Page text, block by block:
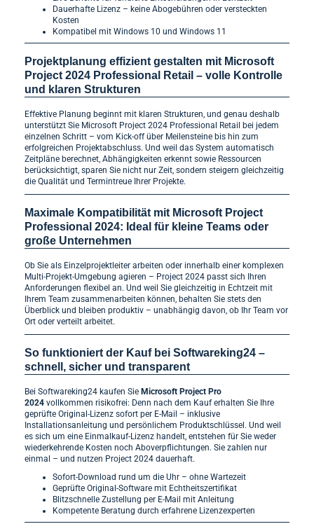
Dauerhafte Lizenz – keine Abogebühren oder versteckten
Kosten
Kompatibel mit Windows 10 und Windows 11
Projektplanung effizient gestalten mit Microsoft
Project 2024 Professional Retail – volle Kontrolle
und klaren Strukturen
Effektive Planung beginnt mit klaren Strukturen, und genau deshalb
unterstützt Sie Microsoft Project 2024 Professional Retail bei jedem
einzelnen Schritt – vom Kick-off über Meilensteine bis hin zum
erfolgreichen Projektabschluss. Und weil das System automatisch
Zeitpläne berechnet, Abhängigkeiten erkennt sowie Ressourcen
berücksichtigt, sparen Sie nicht nur Zeit, sondern steigern gleichzeitig
die Qualität und Termintreue Ihrer Projekte.
Maximale Kompatibilität mit Microsoft Project
Professional 2024: Ideal für kleine Teams oder
große Unternehmen
Ob Sie als Einzelprojektleiter arbeiten oder innerhalb einer komplexen
Multi-Projekt-Umgebung agieren – Project 2024 passt sich Ihren
Anforderungen flexibel an. Und weil Sie gleichzeitig in Echtzeit mit
Ihrem Team zusammenarbeiten können, behalten Sie stets den
Überblick und bleiben produktiv – unabhängig davon, ob Ihr Team vor
Ort oder verteilt arbeitet.
So funktioniert der Kauf bei Softwareking24 –
schnell, sicher und transparent
Bei Softwareking24 kaufen Sie Microsoft Project Pro
2024 vollkommen risikofrei: Denn nach dem Kauf erhalten Sie Ihre
geprüfte Original-Lizenz sofort per E-Mail – inklusive
Installationsanleitung und persönlichem Produktschlüssel. Und weil
es sich um eine Einmalkauf-Lizenz handelt, entstehen für Sie weder
wiederkehrende Kosten noch Aboverpflichtungen. Sie zahlen nur
einmal – und nutzen Project 2024 dauerhaft.
Sofort-Download rund um die Uhr – ohne Wartezeit
Geprüfte Original-Software mit Echtheitszertifikat
Blitzschnelle Zustellung per E-Mail mit Anleitung
Kompetente Beratung durch erfahrene Lizenzexperten